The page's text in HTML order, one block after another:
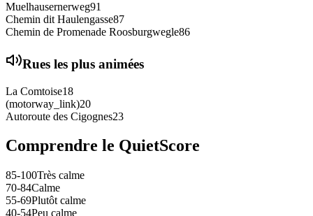
Muelhausernerweg91
Chemin dit Haulengasse87
Chemin de Promenade Roosburgwegle86
Rues les plus animées
La Comtoise18
(motorway_link)20
Autoroute des Cigognes23
Comprendre le QuietScore
85-100Très calme
70-84Calme
55-69Plutôt calme
40-54Peu calme